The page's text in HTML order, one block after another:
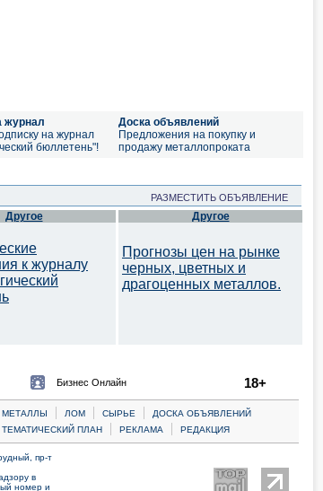
журнал
на журнал
бюллетень"!
Доска объявлений
Предложения на покупку и
продажу металлопроката
РАЗМЕСТИТЬ ОБЪЯВЛЕНИЕ
Другое
к журналу
Другое
Прогнозы цен на рынке
черных, цветных и
драгоценных металлов.
Бизнес Онлайн 18+
МЕТАЛЛЫ | ЛОМ | CЫРЬЕ |
ДОСКА ОБЪЯВЛЕНИЙ
ТЕМАТИЧЕСКИЙ ПЛАН | РЕКЛАМА | РЕДАКЦИЯ
пр-т
в
номер и